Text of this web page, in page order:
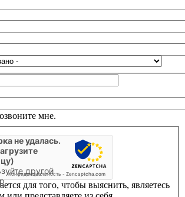
мне.
не удалась.
другой
Конфиденциальность - Zencaptcha.com
для того, чтобы выяснить, являетесь